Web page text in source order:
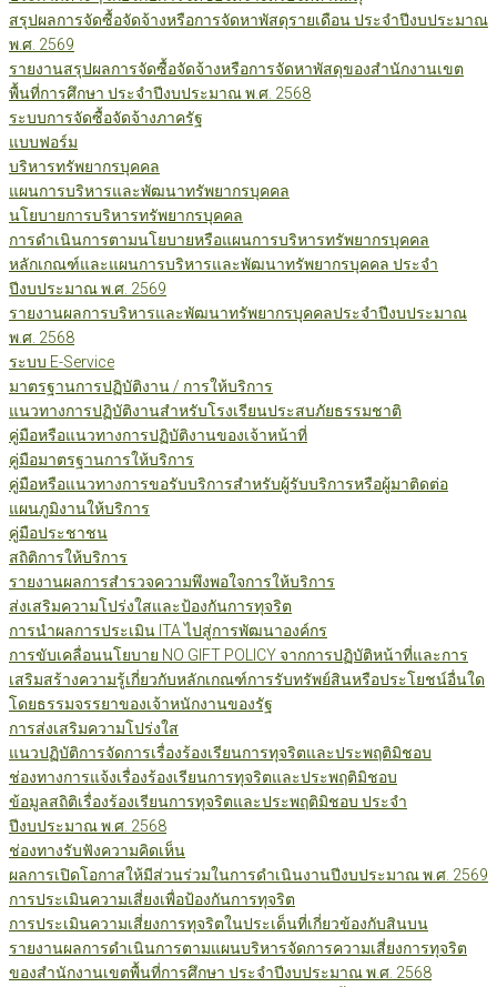
สรุปผลการจัดซื้อจัดจ้างหรือการจัดหาพัสดุรายเดือน ประจำปีงบประมาณ
พ.ศ. 2569
รายงานสรุปผลการจัดซื้อจัดจ้างหรือการจัดหาพัสดุของสำนักงานเขต
พื้นที่การศึกษา ประจำปีงบประมาณ พ.ศ. 2568
ระบบการจัดซื้อจัดจ้างภาครัฐ
แบบฟอร์ม
บริหารทรัพยากรบุคคล
แผนการบริหารและพัฒนาทรัพยากรบุคคล
นโยบายการบริหารทรัพยากรบุคคล
การดำเนินการตามนโยบายหรือแผนการบริหารทรัพยากรบุคคล
หลักเกณฑ์และแผนการบริหารและพัฒนาทรัพยากรบุคคล ประจำ
ปีงบประมาณ พ.ศ. 2569
รายงานผลการบริหารและพัฒนาทรัพยากรบุคคลประจำปีงบประมาณ
พ.ศ. 2568
ระบบ E-Service
มาตรฐานการปฏิบัติงาน / การให้บริการ
แนวทางการปฏิบัติงานสำหรับโรงเรียนประสบภัยธรรมชาติ
คู่มือหรือแนวทางการปฏิบัติงานของเจ้าหน้าที่
คู่มือมาตรฐานการให้บริการ
คู่มือหรือแนวทางการขอรับบริการสำหรับผู้รับบริการหรือผู้มาติดต่อ
แผนภูมิงานให้บริการ
คู่มือประชาชน
สถิติการให้บริการ
รายงานผลการสำรวจความพึงพอใจการให้บริการ
ส่งเสริมความโปร่งใสและป้องกันการทุจริต
การนำผลการประเมิน ITA ไปสู่การพัฒนาองค์กร
การขับเคลื่อนนโยบาย NO GIFT POLICY จากการปฏิบัติหน้าที่และการ
เสริมสร้างความรู้เกี่ยวกับหลักเกณฑ์การรับทรัพย์สินหรือประโยชน์อื่นใด
โดยธรรมจรรยาของเจ้าหนักงานของรัฐ
การส่งเสริมความโปร่งใส
แนวปฏิบัติการจัดการเรื่องร้องเรียนการทุจริตและประพฤติมิชอบ
ช่องทางการแจ้งเรื่องร้องเรียนการทุจริตและประพฤติมิชอบ
ข้อมูลสถิติเรื่องร้องเรียนการทุจริตและประพฤติมิชอบ ประจำ
ปีงบประมาณ พ.ศ. 2568
ช่องทางรับฟังความคิดเห็น
ผลการเปิดโอกาสให้มีส่วนร่วมในการดำเนินงานปีงบประมาณ พ.ศ. 2569
การประเมินความเสี่ยงเพื่อป้องกันการทุจริต
การประเมินความเสี่ยงการทุจริตในประเด็นที่เกี่ยวข้องกับสินบน
รายงานผลการดำเนินการตามแผนบริหารจัดการความเสี่ยงการทุจริต
ของสำนักงานเขตพื้นที่การศึกษา ประจำปีงบประมาณ พ.ศ. 2568